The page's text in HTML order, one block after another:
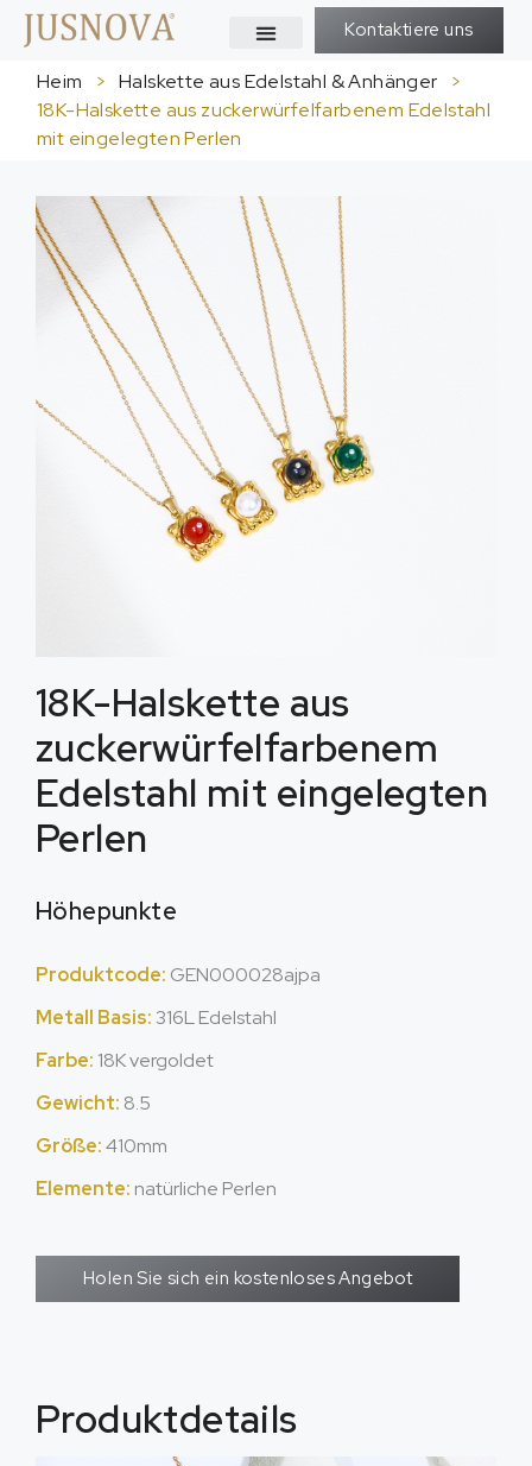
Kontaktiere uns
Heim > Halskette aus Edelstahl & Anhänger
>
18K-Halskette aus zuckerwürfelfarbenem Edelstahl
mit eingelegten Perlen
18K-Halskette aus
zuckerwürfelfarbenem
Edelstahl mit eingelegten
Perlen
Höhepunkte
Produktcode: GEN000028ajpa
Metall Basis: 316L Edelstahl
Farbe: 18K vergoldet
Gewicht: 8.5
Größe:410mm
Elemente: natürliche Perlen
Holen Sie sich ein kostenloses Angebot
Produktdetails